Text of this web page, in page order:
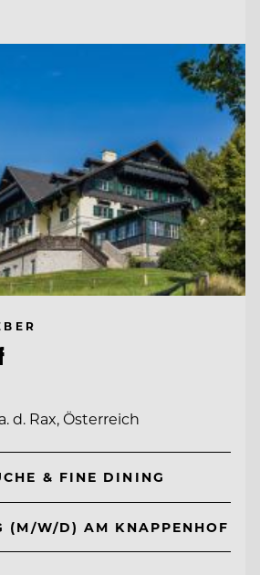
d. Rax, Österreich
& FINE DINING
(M/W/D) AM KNAPPENHOF